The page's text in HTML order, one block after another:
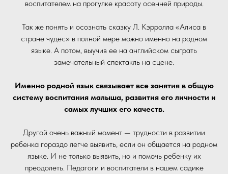
воспитателем на прогулке красоту осенней природы.
Так же понять и осознать сказку Л. Кэрролла «Алиса в
стране чудес» в полной мере можно именно на родном
языке. А потом, выучив ее на английском сыграть
замечательный спектакль на сцене.
Именно родной язык связывает все занятия в общую
систему воспитания малыша, развития его личности и
самых лучших его качеств.
Другой очень важный момент — трудности в развитии
ребенка гораздо легче выявить, если он общается на родном
языке. И не только выявить, но и помочь ребенку их
преодолеть. Педагоги и воспитатели в нашем садике